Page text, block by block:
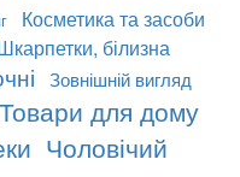
Косметика та засоби
білизна
Зовнішній вигляд
Товари для дому
Чоловічий